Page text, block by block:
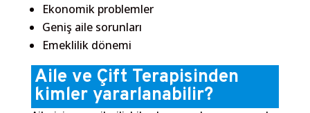
Ekonomik problemler
Geniş aile sorunları
Emeklilik dönemi
Aile ve Çift Terapisinden
kimler yararlanabilir?